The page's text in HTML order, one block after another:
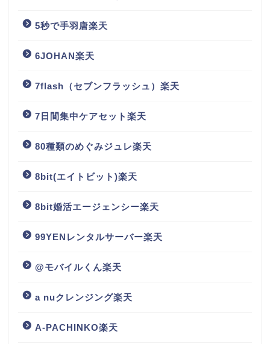
5秒で手羽唐楽天
6JOHAN楽天
7flash（セブンフラッシュ）楽天
7日間集中ケアセット楽天
80種類のめぐみジュレ楽天
8bit(エイトビット)楽天
8bit婚活エージェンシー楽天
99YENレンタルサーバー楽天
@モバイルくん楽天
a nuクレンジング楽天
A-PACHINKO楽天